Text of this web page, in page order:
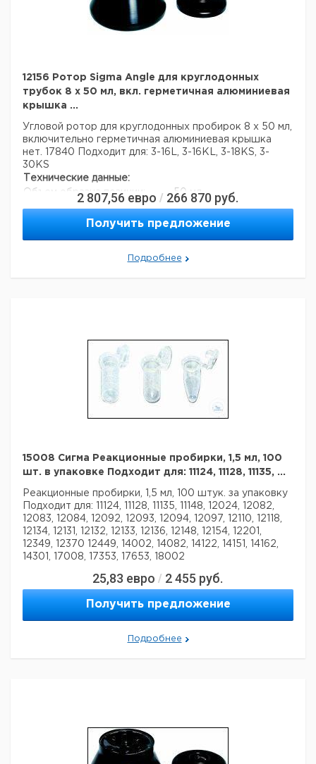
12156 Ротор Sigma Angle для круглодонных
трубок 8 x 50 мл, вкл. герметичная алюминиевая
крышка ...
Угловой ротор для круглодонных пробирок 8 х 50 мл,
включительно герметичная алюминиевая крышка
нет. 17840
Подходит для: 3-16L, 3-16KL, 3-18KS, 3-
30KS
Технические данные:
Объем образца позиции:
50 мл
Количество позиций образца:
2 807,56 евро / 266 870 руб.
Получить предложение
Подробнее
15008 Сигма Реакционные пробирки, 1,5 мл, 100
шт. в упаковке Подходит для: 11124, 11128, 11135, ...
Реакционные пробирки, 1,5 мл,
100 штук. за упаковку
Подходит для: 11124, 11128, 11135, 11148, 12024, 12082,
12083, 12084, 12092, 12093, 12094, 12097, 12110, 12118,
12134, 12131, 12132, 12133, 12136, 12148, 12154, 12201,
12349, 12370 12449, 14002, 14082, 14122, 14151, 14162,
14301, 17008, 17353, 17653, 18002
25,83 евро / 2 455 руб.
Получить предложение
Подробнее